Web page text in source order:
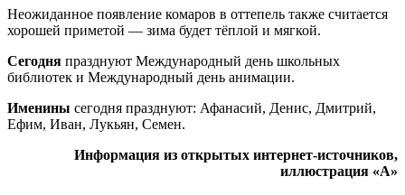
Неожиданное появление комаров в оттепель также считается
хорошей приметой — зима будет тёплой и мягкой.
Сегодня празднуют Международный день школьных
библиотек и Международный день анимации.
Именины сегодня празднуют: Афанасий, Денис, Дмитрий,
Ефим, Иван, Лукьян, Семен.
Информация из открытых интернет-источников,
иллюстрация «А»